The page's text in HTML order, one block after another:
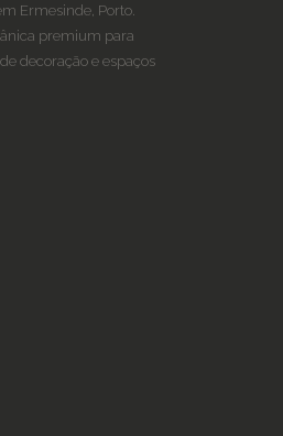
Ermesinde, Porto.
premium para
decoração e espaços